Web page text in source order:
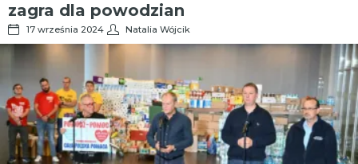
zagra dla powodzian
17 września 2024 Natalia Wójcik